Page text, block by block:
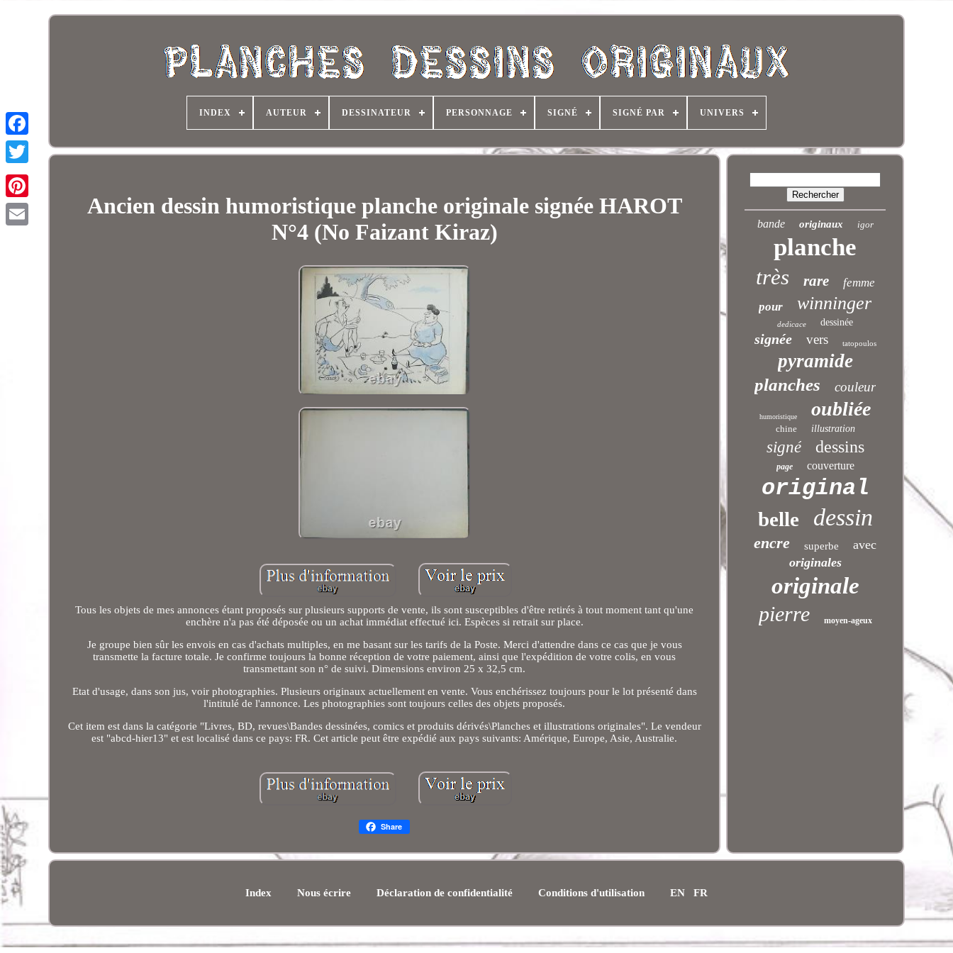
INDEX AUTEUR DESSINATEUR PERSONNAGE SIGNÉ SIGNÉ PAR UNIVERS
Ancien dessin humoristique planche originale signée HAROT
N°4 (No Faizant Kiraz)
Tous les objets de mes annonces étant proposés sur plusieurs supports de vente, ils sont susceptibles d'être retirés à tout moment tant qu'une
enchère n'a pas été déposée ou un achat immédiat effectué ici. Espèces si retrait sur place.
Je groupe bien sûr les envois en cas d'achats multiples, en me basant sur les tarifs de la Poste. Merci d'attendre dans ce cas que je vous
transmette la facture totale. Je confirme toujours la bonne réception de votre paiement, ainsi que l'expédition de votre colis, en vous
transmettant son n° de suivi. Dimensions environ 25 x 32,5 cm.
Etat d'usage, dans son jus, voir photographies. Plusieurs originaux actuellement en vente. Vous enchérissez toujours pour le lot présenté dans
l'intitulé de l'annonce. Les photographies sont toujours celles des objets proposés.
Cet item est dans la catégorie "Livres, BD, revues\Bandes dessinées, comics et produits dérivés\Planches et illustrations originales". Le vendeur
est "abcd-hier13" et est localisé dans ce pays: FR. Cet article peut être expédié aux pays suivants: Amérique, Europe, Asie, Australie.
Share
bande originaux igor
planche
très rare
femme
pour
winninger
dedicace dessinée
signée vers tatopoulos
pyramide
planches couleur
humoristique oubliée
chine illustration
signé dessins
page couverture
original
belle dessin
encre superbe
avec
originales
originale
pierre moyen-ageux
Index Nous écrire Déclaration de confidentialité Conditions d'utilisation EN FR